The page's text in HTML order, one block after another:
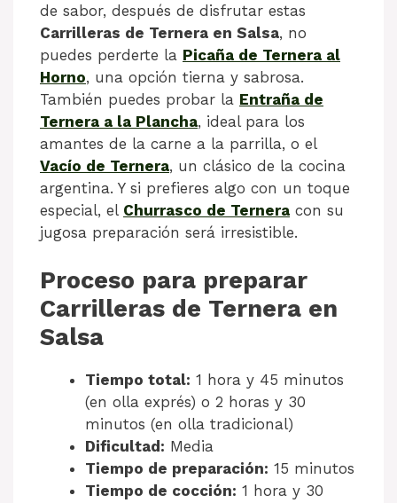
de sabor, después de disfrutar estas
Carrilleras de Ternera en Salsa, no
puedes perderte la Picaña de Ternera al
Horno, una opción tierna y sabrosa.
También puedes probar la Entraña de
Ternera a la Plancha, ideal para los
amantes de la carne a la parrilla, o el
Vacío de Ternera, un clásico de la cocina
argentina. Y si prefieres algo con un toque
especial, el Churrasco de Ternera con su
jugosa preparación será irresistible.
Proceso para preparar
Carrilleras de Ternera en
Salsa
Tiempo total: 1 hora y 45 minutos
(en olla exprés) o 2 horas y 30
minutos (en olla tradicional)
Dificultad: Media
Tiempo de preparación: 15 minutos
Tiempo de cocción: 1 hora y 30